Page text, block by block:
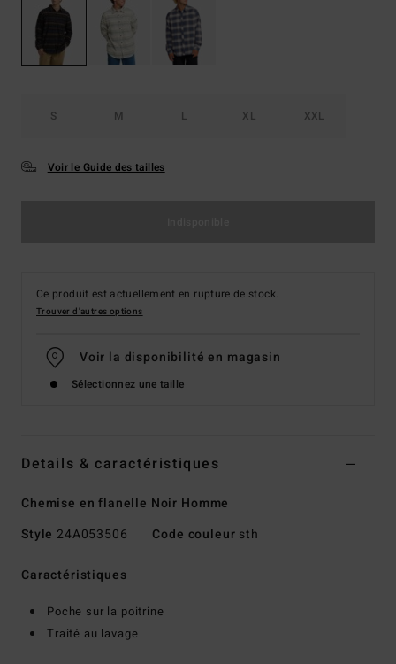
S M L XL XXL
Voir le Guide des tailles
Ce produit est actuellement en rupture de stock.
Trouver d'autres options
Voir la disponibilité en magasin
Sélectionnez une taille
Details & caractéristiques
Chemise en flanelle Noir Homme
Style 24A053506 Code couleur sth
Caractéristiques
Poche sur la poitrine
Traité au lavage